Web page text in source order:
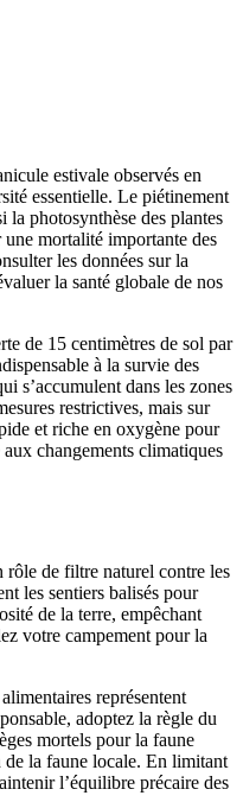
estivale observés en
essentielle. Le piétinement
la photosynthèse des plantes
mortalité importante des
les données sur la
la santé globale de nos
de 15 centimètres de sol par
à la survie des
s’accumulent dans les zones
restrictives, mais sur
et riche en oxygène pour
changements climatiques
rôle de filtre naturel contre les
les sentiers balisés pour
de la terre, empêchant
votre campement pour la
représentent
adoptez la règle du
mortels pour la faune
de la faune locale. En limitant
l’équilibre précaire des